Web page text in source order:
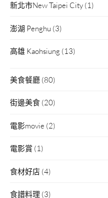
新北市New Taipei City (1)
澎湖 Penghu (3)
高雄 Kaohsiung (13)
美食餐廳 (80)
街邊美食 (20)
電影movie (2)
電影賞 (1)
食材好店 (4)
食譜料理 (3)